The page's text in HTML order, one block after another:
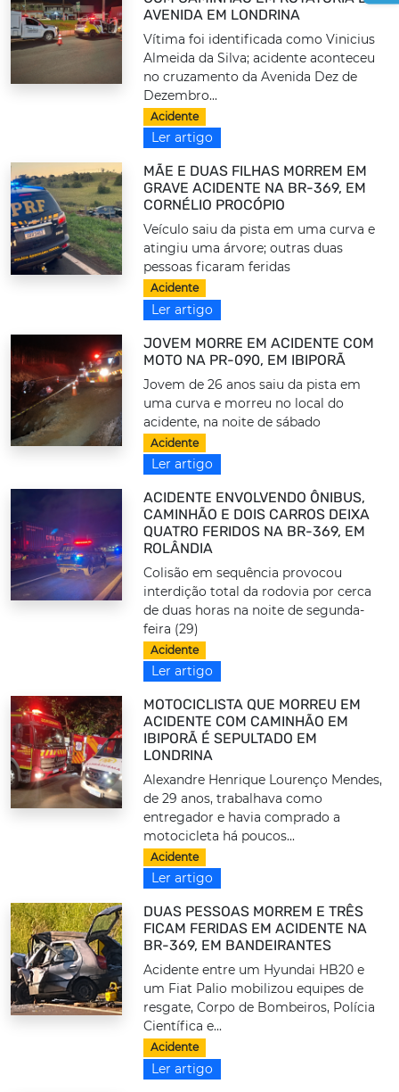
AVENIDA EM LONDRINA
Vítima foi identificada como Vinicius
Almeida da Silva; acidente aconteceu
no cruzamento da Avenida Dez de
Dezembro...
Acidente
Ler artigo
MÃE E DUAS FILHAS MORREM EM
GRAVE ACIDENTE NA BR-369, EM
CORNÉLIO PROCÓPIO
Veículo saiu da pista em uma curva e
atingiu uma árvore; outras duas
pessoas ficaram feridas
Acidente
Ler artigo
JOVEM MORRE EM ACIDENTE COM
MOTO NA PR-090, EM IBIPORÃ
Jovem de 26 anos saiu da pista em
uma curva e morreu no local do
acidente, na noite de sábado
Acidente
Ler artigo
ACIDENTE ENVOLVENDO ÔNIBUS,
CAMINHÃO E DOIS CARROS DEIXA
QUATRO FERIDOS NA BR-369, EM
ROLÂNDIA
Colisão em sequência provocou
interdição total da rodovia por cerca
de duas horas na noite de segunda-
feira (29)
Acidente
Ler artigo
MOTOCICLISTA QUE MORREU EM
ACIDENTE COM CAMINHÃO EM
IBIPORÃ É SEPULTADO EM
LONDRINA
Alexandre Henrique Lourenço Mendes,
de 29 anos, trabalhava como
entregador e havia comprado a
motocicleta há poucos...
Acidente
Ler artigo
DUAS PESSOAS MORREM E TRÊS
FICAM FERIDAS EM ACIDENTE NA
BR-369, EM BANDEIRANTES
Acidente entre um Hyundai HB20 e
um Fiat Palio mobilizou equipes de
resgate, Corpo de Bombeiros, Polícia
Científica e...
Acidente
Ler artigo